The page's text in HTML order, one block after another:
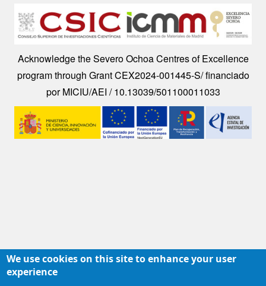
Image
Acknowledge the Severo Ochoa Centres of Excellence
program through Grant CEX2024-001445-S/ financiado
por MICIU/AEI / 10.13039/501100011033
Image
We use cookies on this site to enhance your user
experience